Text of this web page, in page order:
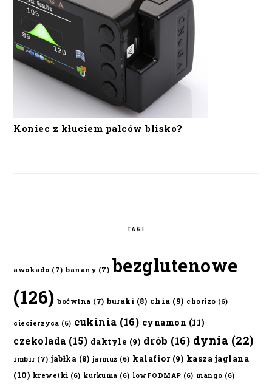
Koniec z kłuciem palców blisko?
TAGI
awokado (7) banany (7) bezglutenowe
(126) boćwina (7) buraki (8) chia (9) chorizo (6)
ciecierzyca (6) cukinia (16) cynamon (11)
czekolada (15) daktyle (9) drób (16) dynia (22)
imbir (7) jabłka (8) jarmuż (6) kalafior(9) kasza jaglana
(10) krewetki (6) kurkuma (6) lowFODMAP (6) mango (6)